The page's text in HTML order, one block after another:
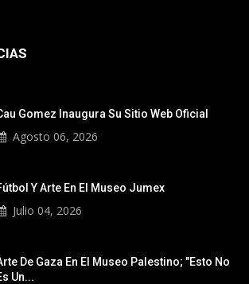
Gomez Inaugura Su Sitio Web Oficial
Agosto 06, 2026
Y Arte En El Museo Jumex
Julio 04, 2026
De Gaza En El Museo Palestino; "Esto No
Un...